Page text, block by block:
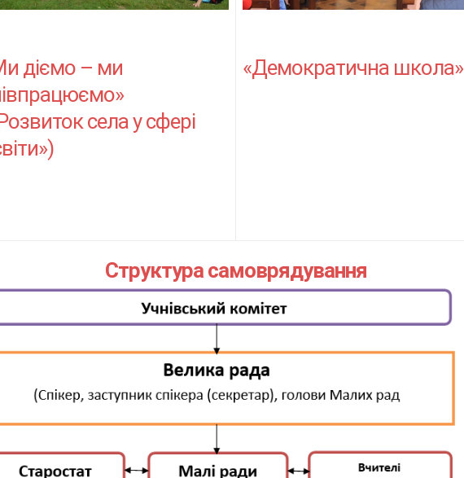
діємо – ми
села у сфері
«Демократична школа»
Структура самоврядування